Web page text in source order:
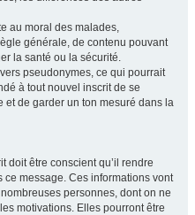
au moral des malades,
générale, de contenu pouvant
la santé ou la sécurité.
pseudonymes, ce qui pourrait
à tout nouvel inscrit de se
et de garder un ton mesuré dans la
doit être conscient qu’il rendre
message. Ces informations vont
personnes, dont on ne
motivations. Elles pourront être